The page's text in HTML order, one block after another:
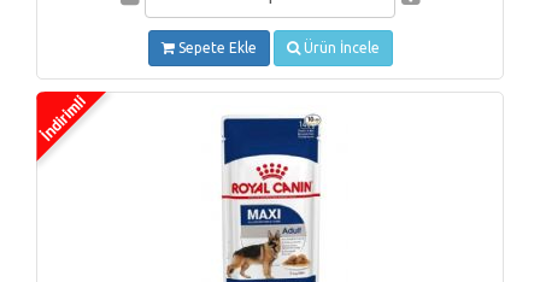
Sepete Ekle Ürün İncele